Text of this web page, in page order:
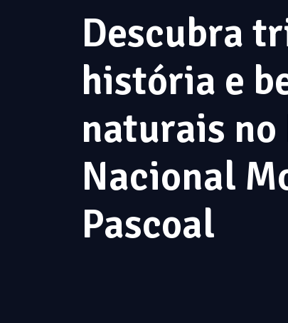
Descubra
história e
naturais no
Nacional
Pascoal